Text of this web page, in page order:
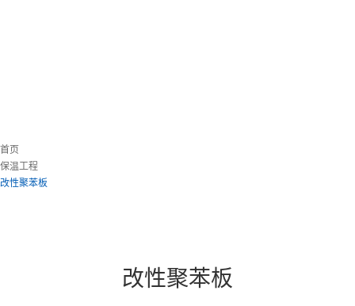
首页
保温工程
改性聚苯板
改性聚苯板